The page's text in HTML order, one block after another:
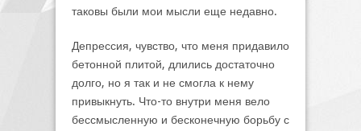
таковы были мои мысли еще недавно.
Депрессия, чувство, что меня придавило
бетонной плитой, длились достаточно
долго, но я так и не смогла к нему
привыкнуть. Что-то внутри меня вело
бессмысленную и бесконечную борьбу с